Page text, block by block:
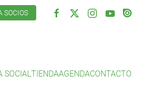
SOCIOS
SOCIALTIENDAAGENDACONTACTO